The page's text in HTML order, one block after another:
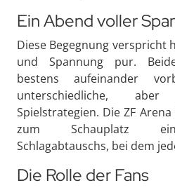
Ein Abend voller
Diese Begegnung verspricht
und Spannung pur.
bestens aufeinander
unterschiedliche,
Spielstrategien. Die ZF
zum Schauplatz
Schlagabtauschs, bei dem
Die Rolle der Fans